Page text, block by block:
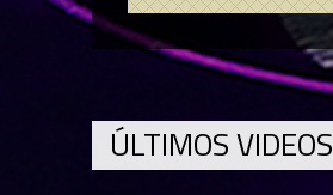
ÚLTIMOS VIDEOS